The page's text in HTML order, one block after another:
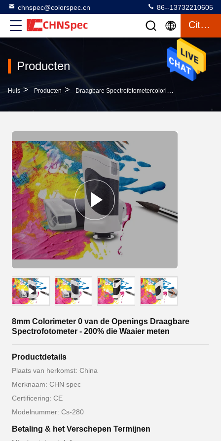
chnspec@colorspec.cn 86--13732210605
Citaat
Producten
Huis > Producten > Draagbare Spectrofotometercolorimeter
8mm Colorimeter 0 van de Openings Draagbare
Spectrofotometer - 200% die Waaier meten
Productdetails
Plaats van herkomst: China
Merknaam: CHN spec
Certificering: CE
Modelnummer: Cs-280
Betaling & het Verschepen Termijnen